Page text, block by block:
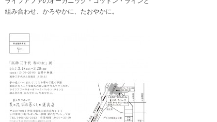
組み合わせ、かろやかに、たおやかに。